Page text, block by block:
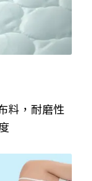
料，耐磨性